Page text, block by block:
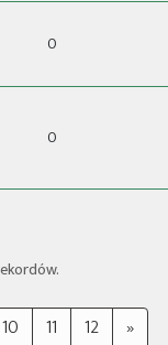
0
0
10 11 12 »